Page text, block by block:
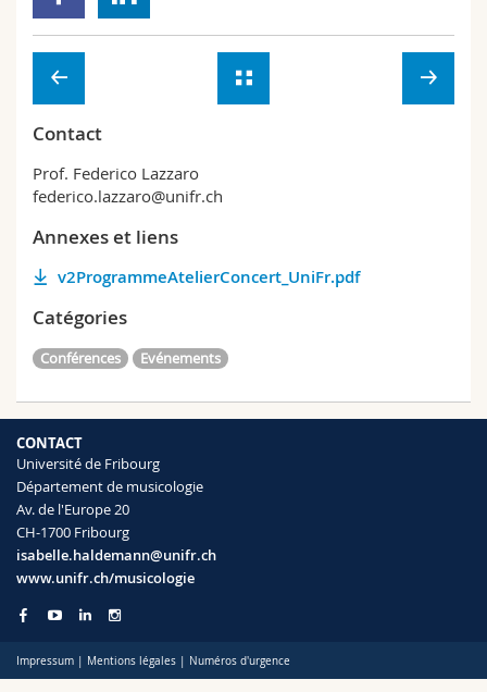
Contact
Prof. Federico Lazzaro
federico.lazzaro@unifr.ch
Annexes et liens
v2ProgrammeAtelierConcert_UniFr.pdf
Catégories
Conférences Evénements
CONTACT
Université de Fribourg
Département de musicologie
Av. de l'Europe 20
CH-1700 Fribourg
isabelle.haldemann@unifr.ch
www.unifr.ch/musicologie
Impressum | Mentions légales | Numéros d'urgence